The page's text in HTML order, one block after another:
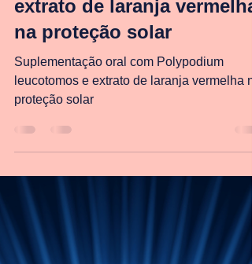
Suplementação oral com
Polypodium leucotomos e
extrato de laranja vermelha
na proteção solar
Suplementação oral com Polypodium